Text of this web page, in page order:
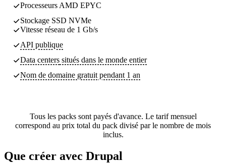
Processeurs AMD EPYC
Stockage SSD NVMe
Vitesse réseau de 1 Gb/s
API publique
Data centers situés dans le monde entier
Nom de domaine gratuit pendant 1 an
Tous les packs sont payés d'avance. Le tarif mensuel
correspond au prix total du pack divisé par le nombre de mois
inclus.
Que créer avec Drupal